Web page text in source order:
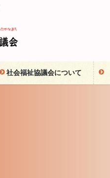
社会福祉協議会について